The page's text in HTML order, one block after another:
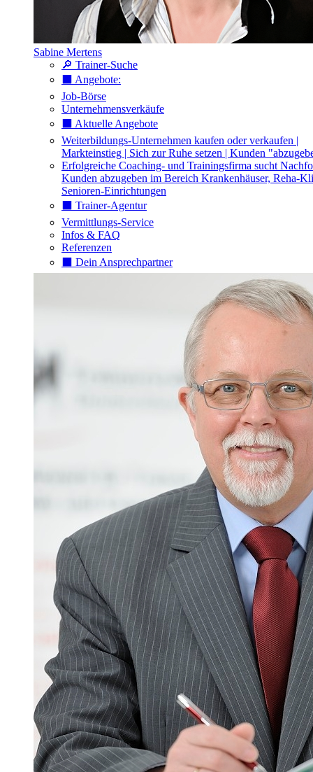
Sabine Mertens
🔎 Trainer-Suche
⬛️ Angebote:
Job-Börse
Unternehmensverkäufe
⬛️ Aktuelle Angebote
Weiterbildungs-Unternehmen kaufen oder verkaufen |
Markteinstieg | Sich zur Ruhe setzen | Kunden
Erfolgreiche Coaching- und Trainingsfirma sucht
Kunden abzugeben im Bereich Krankenhäuser, Reha-
Senioren-Einrichtungen
⬛️ Trainer-Agentur
Vermittlungs-Service
Infos & FAQ
Referenzen
⬛️ Dein Ansprechpartner